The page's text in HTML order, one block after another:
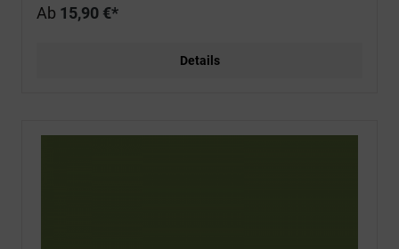
Ab 15,90 €*
Details